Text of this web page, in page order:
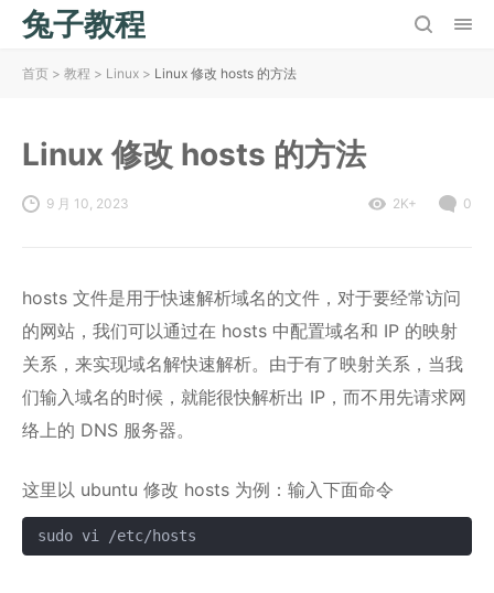
兔子教程
首页 > 教程 > Linux > Linux 修改 hosts 的方法
Linux 修改 hosts 的方法
9 月 10, 2023 2K+ 0
hosts 文件是用于快速解析域名的文件，对于要经常访问
的网站，我们可以通过在 hosts 中配置域名和 IP 的映射
关系，来实现域名解快速解析。由于有了映射关系，当我
们输入域名的时候，就能很快解析出 IP，而不用先请求网
络上的 DNS 服务器。
这里以 ubuntu 修改 hosts 为例：输入下面命令
sudo vi /etc/hosts